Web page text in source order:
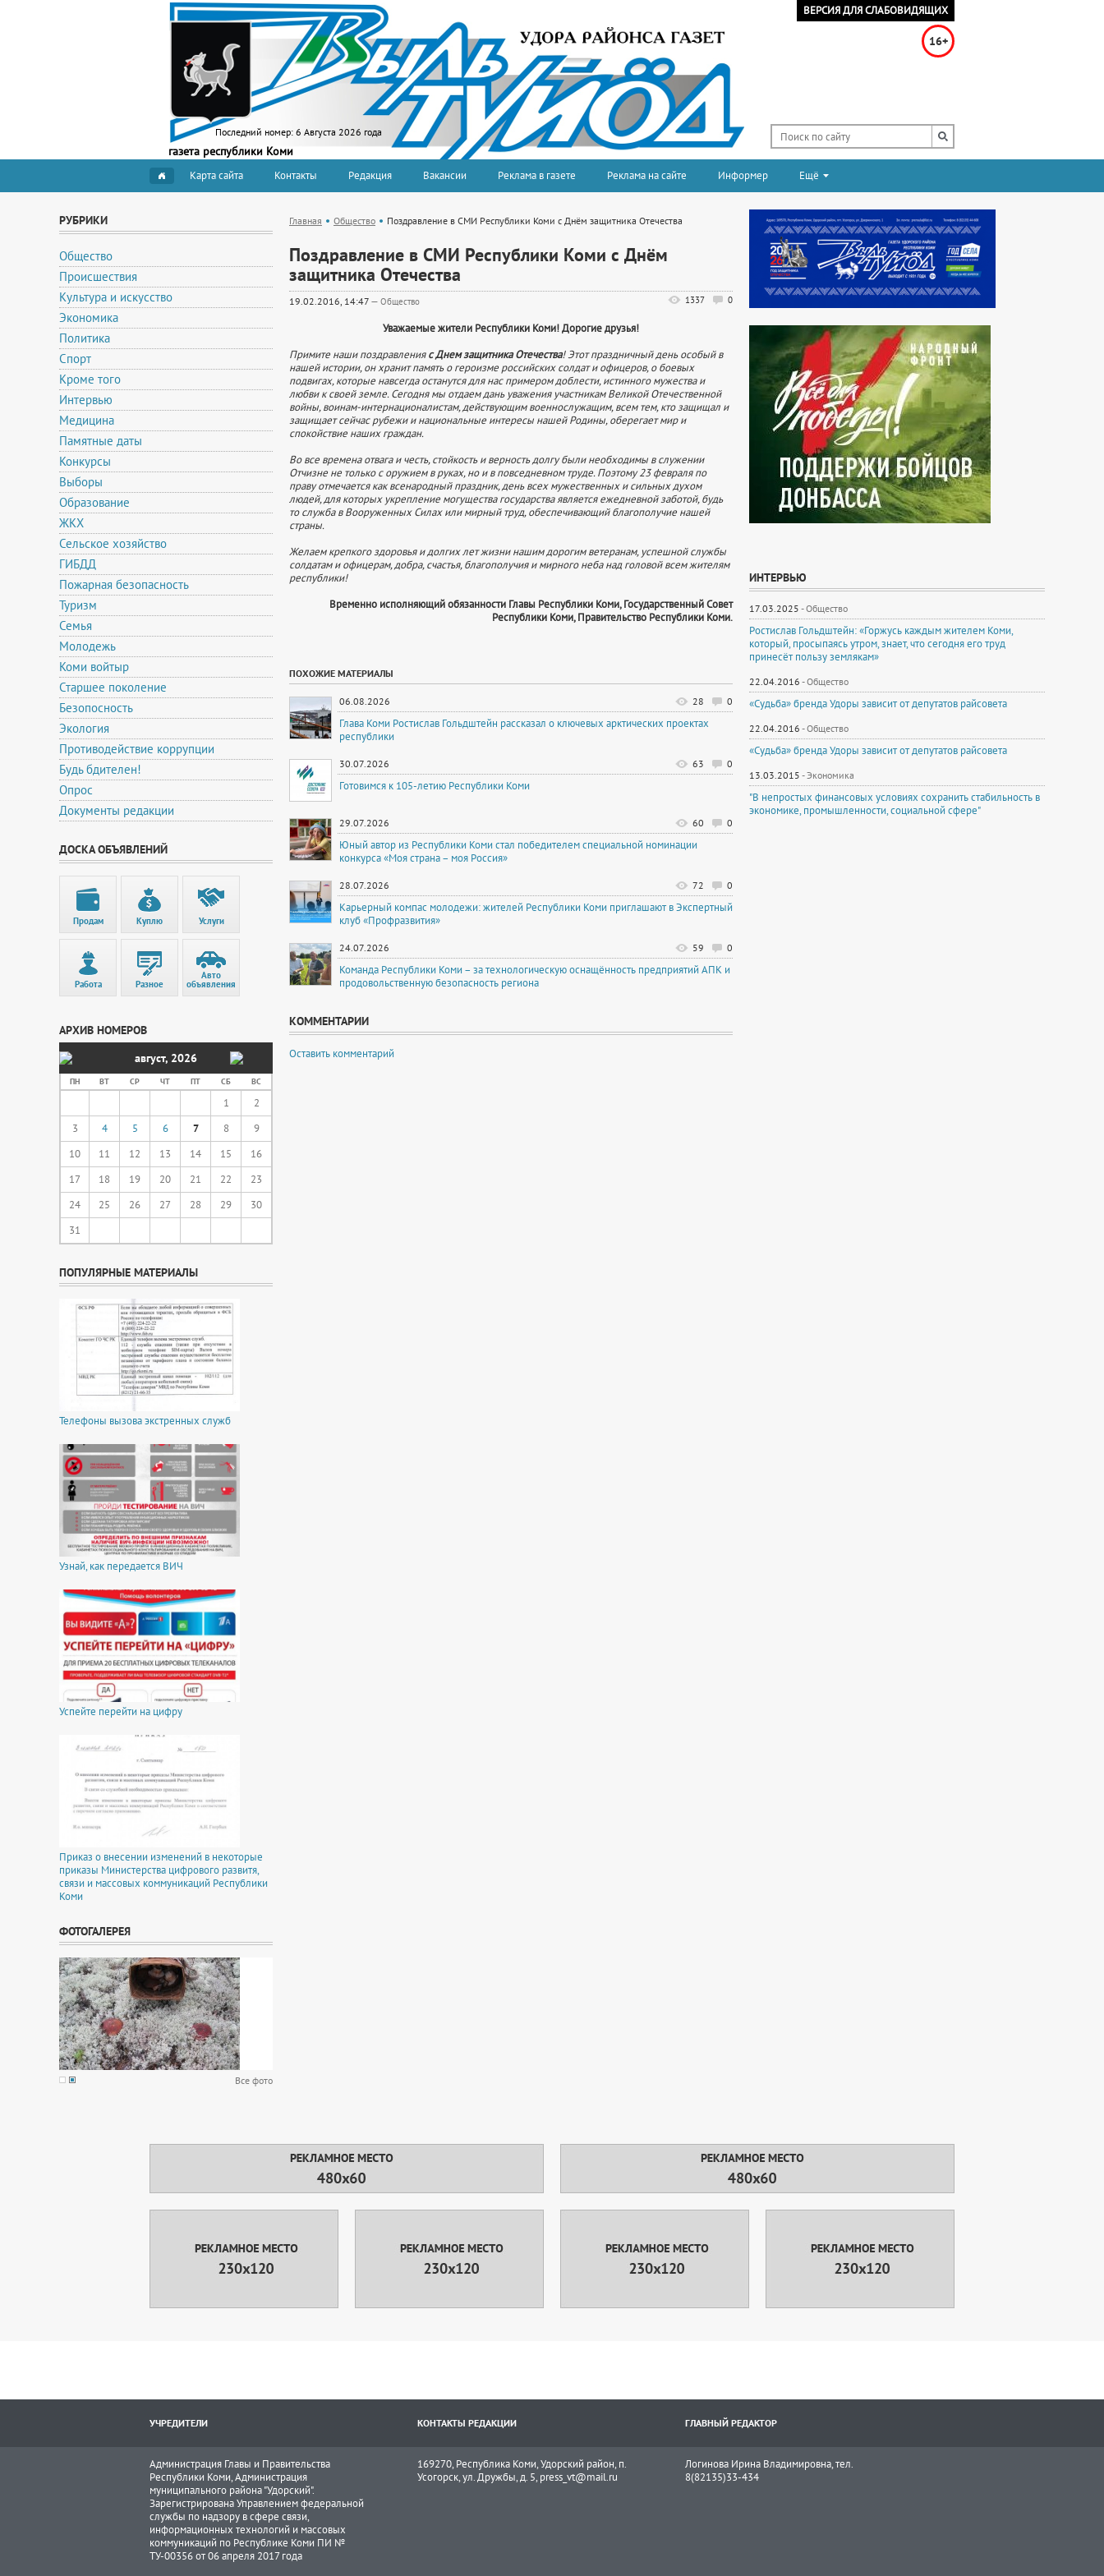
ВЕРСИЯ ДЛЯ СЛАБОВИДЯЩИХ
Последний номер: 6 Августа 2026 года
16+
газета республики Коми
Карта сайта Контакты Редакция Вакансии Реклама в газете Реклама на сайте Информер Ещё
РУБРИКИ
Общество
Происшествия
Культура и искусство
Экономика
Политика
Спорт
Кроме того
Интервью
Медицина
Памятные даты
Конкурсы
Выборы
Образование
ЖКХ
Сельское хозяйство
ГИБДД
Пожарная безопасность
Туризм
Семья
Молодежь
Коми войтыр
Старшее поколение
Безопосность
Экология
Противодействие коррупции
Будь бдителен!
Опрос
Документы редакции
ДОСКА ОБЪЯВЛЕНИЙ
Продам Куплю Услуги
Работа Разное
Авто
объявления
АРХИВ НОМЕРОВ
август, 2026
ПН ВТ СР ЧТ ПТ СБ ВС
1
2
3
4 5 6 7 8
9
10
11 12 13 14 15
16
17
18 19 20 21 22
23
24
25 26 27 28 29
30
31
ПОПУЛЯРНЫЕ МАТЕРИАЛЫ
Телефоны вызова экстренных служб
Узнай, как передается ВИЧ
Успейте перейти на цифру
Приказ о внесении изменений в некоторые
приказы Министерства цифрового развитя,
связи и массовых коммуникаций Республики
Коми
ФОТОГАЛЕРЕЯ
Все фото
Главная Общество Поздравление в СМИ Республики Коми с Днём защитника Отечества
Поздравление в СМИ Республики Коми с Днём
защитника Отечества
0
1337
19.02.2016, 14:47 — Общество
Уважаемые жители Республики Коми! Дорогие друзья!
Примите наши поздравленияс Днем защитника Отечества! Этот праздничный день особый в
нашей истории, он хранит память о героизме российских солдат и офицеров, о боевых
подвигах, которые навсегда останутся для нас примером доблести, истинного мужества и
любви к своей земле. Сегодня мы отдаем дань уважения участникам Великой Отечественной
войны, воинам-интернационалистам, действующим военнослужащим, всем тем, кто защищал и
защищает сейчас рубежи и национальные интересы нашей Родины, оберегает мир и
спокойствие наших граждан.
Во все времена отвага и честь, стойкость и верность долгу были необходимы в служении
Отчизне не только с оружием в руках, но и в повседневном труде. Поэтому 23 февраля по
праву отмечается как всенародный праздник, день всех мужественных и сильных духом
людей, для которых укрепление могущества государства является ежедневной заботой, будь
то служба в Вооруженных Силах или мирный труд, обеспечивающий благополучие нашей
страны.
Желаем крепкого здоровья и долгих лет жизни нашим дорогим ветеранам, успешной службы
солдатам и офицерам, добра, счастья, благополучия и мирного неба над головой всем жителям
республики!
Временно исполняющий обязанности Главы Республики Коми, Государственный Совет
Республики Коми, Правительство Республики Коми.
ПОХОЖИЕ МАТЕРИАЛЫ
0
28
06.08.2026
Глава Коми Ростислав Гольдштейн рассказал о ключевых арктических проектах
республики
0
63
30.07.2026
Готовимся к 105-летию Республики Коми
0
60
29.07.2026
Юный автор из Республики Коми стал победителем специальной номинации
конкурса «Моя страна – моя Россия»
0
72
28.07.2026
Карьерный компас молодежи: жителей Республики Коми приглашают в Экспертный
клуб «Профразвития»
0
59
24.07.2026
Команда Республики Коми – за технологическую оснащённость предприятий АПК и
продовольственную безопасность региона
КОММЕНТАРИИ
Оставить комментарий
ИНТЕРВЬЮ
17.03.2025 -Общество
Ростислав Гольдштейн: «Горжусь каждым жителем Коми,
который, просыпаясь утром, знает, что сегодня его труд
принесёт пользу землякам»
22.04.2016 -Общество
«Судьба» бренда Удоры зависит от депутатов райсовета
22.04.2016 -Общество
«Судьба» бренда Удоры зависит от депутатов райсовета
13.03.2015 -Экономика
"В непростых финансовых условиях сохранить стабильность в
экономике, промышленности, социальной сфере"
УЧРЕДИТЕЛИ КОНТАКТЫ РЕДАКЦИИ ГЛАВНЫЙ РЕДАКТОР
Администрация Главы и Правительства
Республики Коми, Администрация
муниципального района "Удорский".
Зарегистрирована Управлением федеральной
службы по надзору в сфере связи,
информационных технологий и массовых
коммуникаций по Республике Коми ПИ №
ТУ-00356 от 06 апреля 2017 года
169270, Республика Коми, Удорский район, п.
Усогорск, ул. Дружбы, д. 5, press_vt@mail.ru
Логинова Ирина Владимировна, тел.
8(82135)33-434